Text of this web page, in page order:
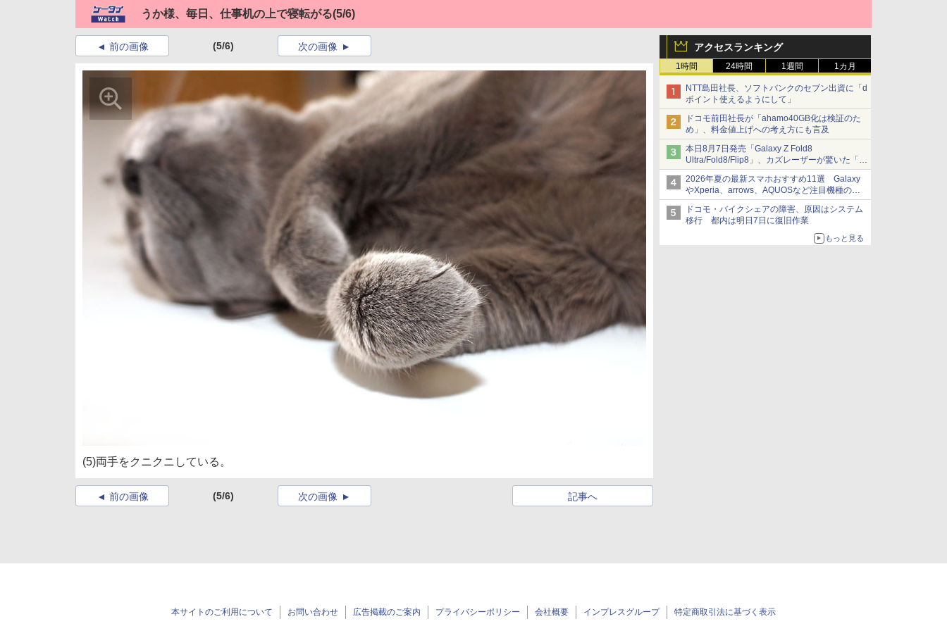
うか様、毎日、仕事机の上で寝転がる(5/6)
アクセスランキング
1時間 24時間 1週間 1カ月
NTT島田社長、ソフトバンクのセブン出資に「d
ポイント使えるようにして」
ドコモ前田社長が「ahamo40GB化は検証のた
め」、料金値上げへの考え方にも言及
本日8月7日発売「Galaxy Z Fold8
Ultra/Fold8/Flip8」、カズレーザーが驚いた「そ
ば屋のメニュー並みの薄さ」
2026年夏の最新スマホおすすめ11選 Galaxy
やXperia、arrows、AQUOSなど注目機種の特
徴は
ドコモ・バイクシェアの障害、原因はシステム
移行 都内は明日7日に復旧作業
もっと見る
前の画像 (5/6) 次の画像
(5)両手をクニクニしている。
前の画像 (5/6) 記事へ
次の画像
本サイトのご利用について お問い合わせ 広告掲載のご案内 プライバシーポリシー 会社概要 インプレスグループ 特定商取引法に基づく表示